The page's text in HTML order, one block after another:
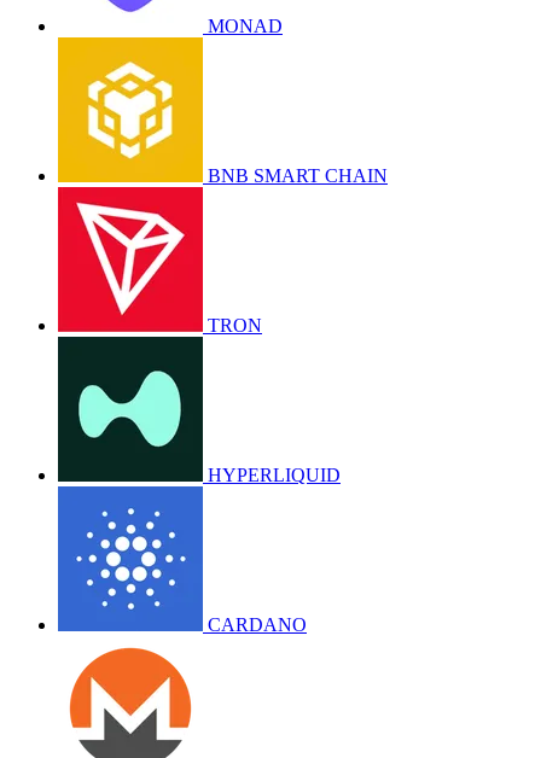
MONAD
BNB SMART CHAIN
TRON
HYPERLIQUID
CARDANO